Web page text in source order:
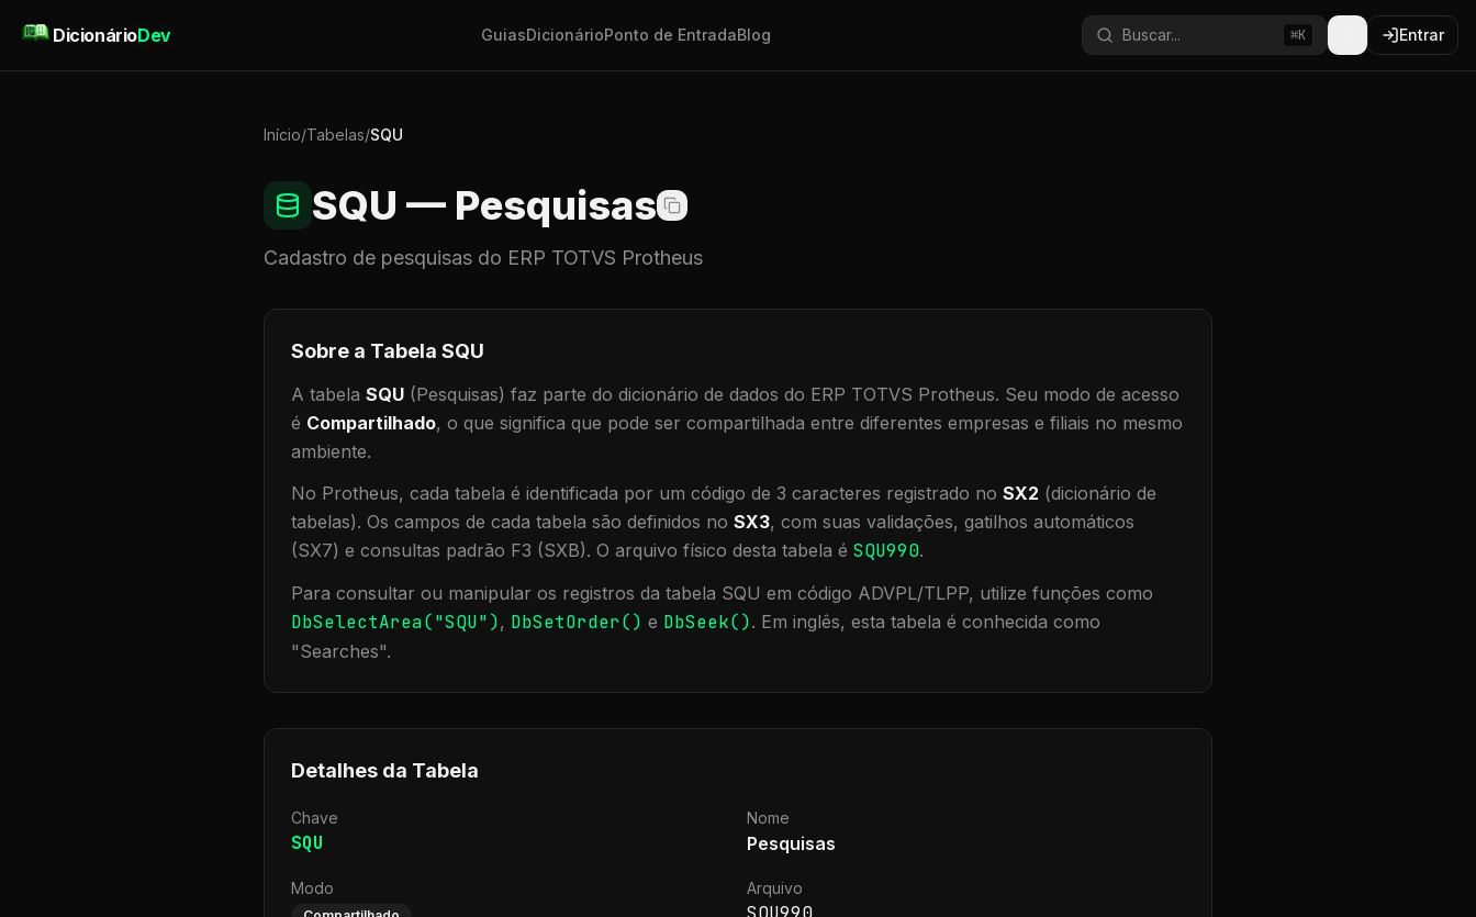
DicionárioDev GuiasDicionárioPonto de EntradaBlog Buscar... ⌘K Entrar
Início/Tabelas/SQU
SQU — Pesquisas
Cadastro de pesquisas do ERP TOTVS Protheus
Sobre a Tabela SQU
A tabela SQU (Pesquisas) faz parte do dicionário de dados do ERP TOTVS Protheus. Seu modo de acesso
é Compartilhado, o que significa que pode ser compartilhada entre diferentes empresas e filiais no mesmo
ambiente.
No Protheus, cada tabela é identificada por um código de 3 caracteres registrado no SX2 (dicionário de
tabelas). Os campos de cada tabela são definidos no SX3, com suas validações, gatilhos automáticos
(SX7) e consultas padrão F3 (SXB). O arquivo físico desta tabela é SQU990.
Para consultar ou manipular os registros da tabela SQU em código ADVPL/TLPP, utilize funções como
DbSelectArea("SQU"), DbSetOrder() e DbSeek(). Em inglês, esta tabela é conhecida como
"Searches".
Detalhes da Tabela
Chave
SQU
Nome
Pesquisas
Modo Arquivo